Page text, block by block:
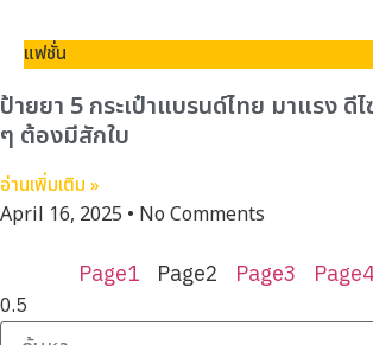
แฟชั่น
ป้ายยา 5 กระเป๋าแบรนด์ไทย มาแรง ดี
ๆ ต้องมีสักใบ
อ่านเพิ่มเติม »
April 16, 2025 No Comments
Page1 Page2 Page3 Page